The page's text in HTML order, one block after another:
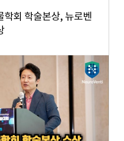
회 학술본상, 뉴로벤